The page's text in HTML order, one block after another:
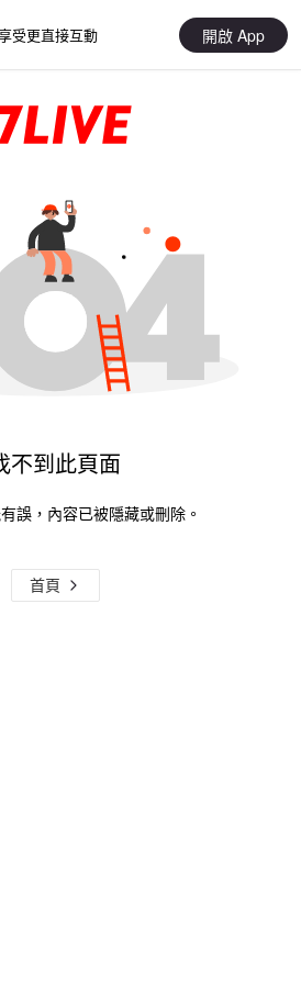
受更直接互動 開啟 App
不到此頁面
誤，內容已被隱藏或刪除。
首頁